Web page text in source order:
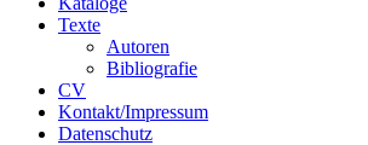
Texte
Autoren
Bibliografie
CV
Kontakt/Impressum
Datenschutz